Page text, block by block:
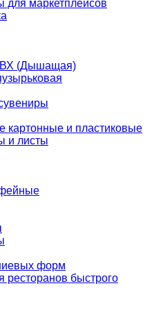
для маркетплейсов
(Дышащая)
картонные и пластиковые
и листы
форм
ресторанов быстрого